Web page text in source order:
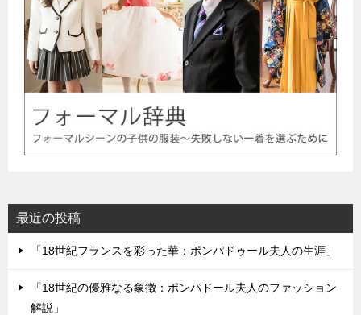
最近の投稿
「18世紀フランスを彩った華：ポンパドゥール夫人の生涯」
「18世紀の優雅なる象徴：ポンパドール夫人のファッション
解説」